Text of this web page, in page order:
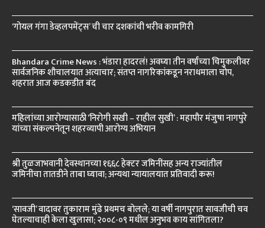
‘गोयल गंगा डेव्हलपमेंट्स’ ची चार दशकांची भरीव कामगिरी
Bhandara Crime News : भंडारा हादरलं! अवघ्या तीन वर्षांच्या चिमुकलीवर
सार्वजनिक शौचालयात अत्याचार; संतप्त नागरिकांकडून नराधमाला चोप,
शहरात आज कडकडीत बंद
महिलांच्या आरोग्यासाठी ‘निरोगी सखी – राहील सुखी’ : महापौर मंजुषा नागपुरे
यांच्या संकल्पनेतून शहरव्यापी आरोग्य अभियान
श्री तुळजाभवानी देवस्थानच्या १६६८ हेक्टर जमिनींसह अन्य राज्यांतील
जमिनींचा तातडीने ताबा घ्यावा; अन्यथा न्यायालयात प्रतिवादी करू!
‘सावजी’ वादावर तुकाराम मुंढे प्रथमच बोलले; या वर्षी नागपुरात सावजीची चव
घेतल्याचाही केला खुलासा; २००८-०९ मधील अनुभव काय सांगितला?